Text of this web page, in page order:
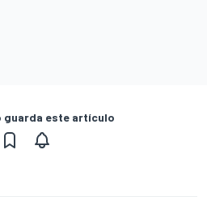
guarda este artículo